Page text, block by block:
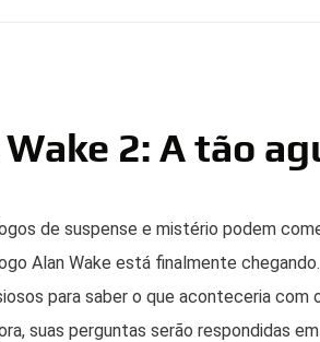
2: A tão
de suspense e mistério podem
Alan Wake está finalmente
para saber o que aconteceria
suas perguntas serão respondidas